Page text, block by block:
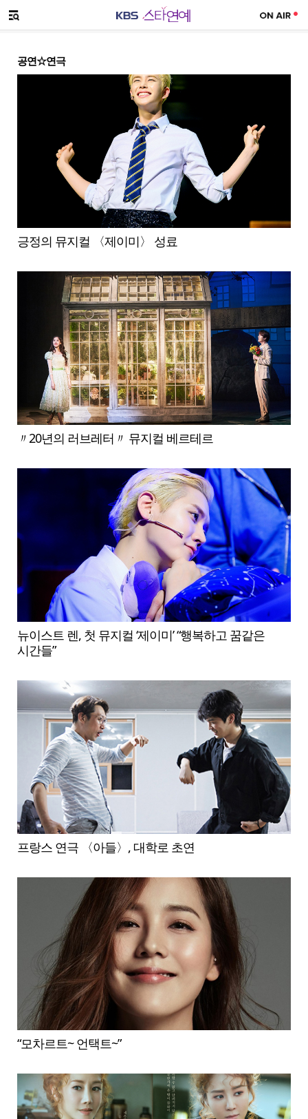
메뉴 열기
공연☆연극
긍정의 뮤지컬 〈제이미〉 성료
〃20년의 러브레터〃 뮤지컬 베르테르
뉴이스트 렌, 첫 뮤지컬 ‘제이미’ “행복하고 꿈같은
시간들”
프랑스 연극 〈아들〉, 대학로 초연
“모차르트~ 언택트~”